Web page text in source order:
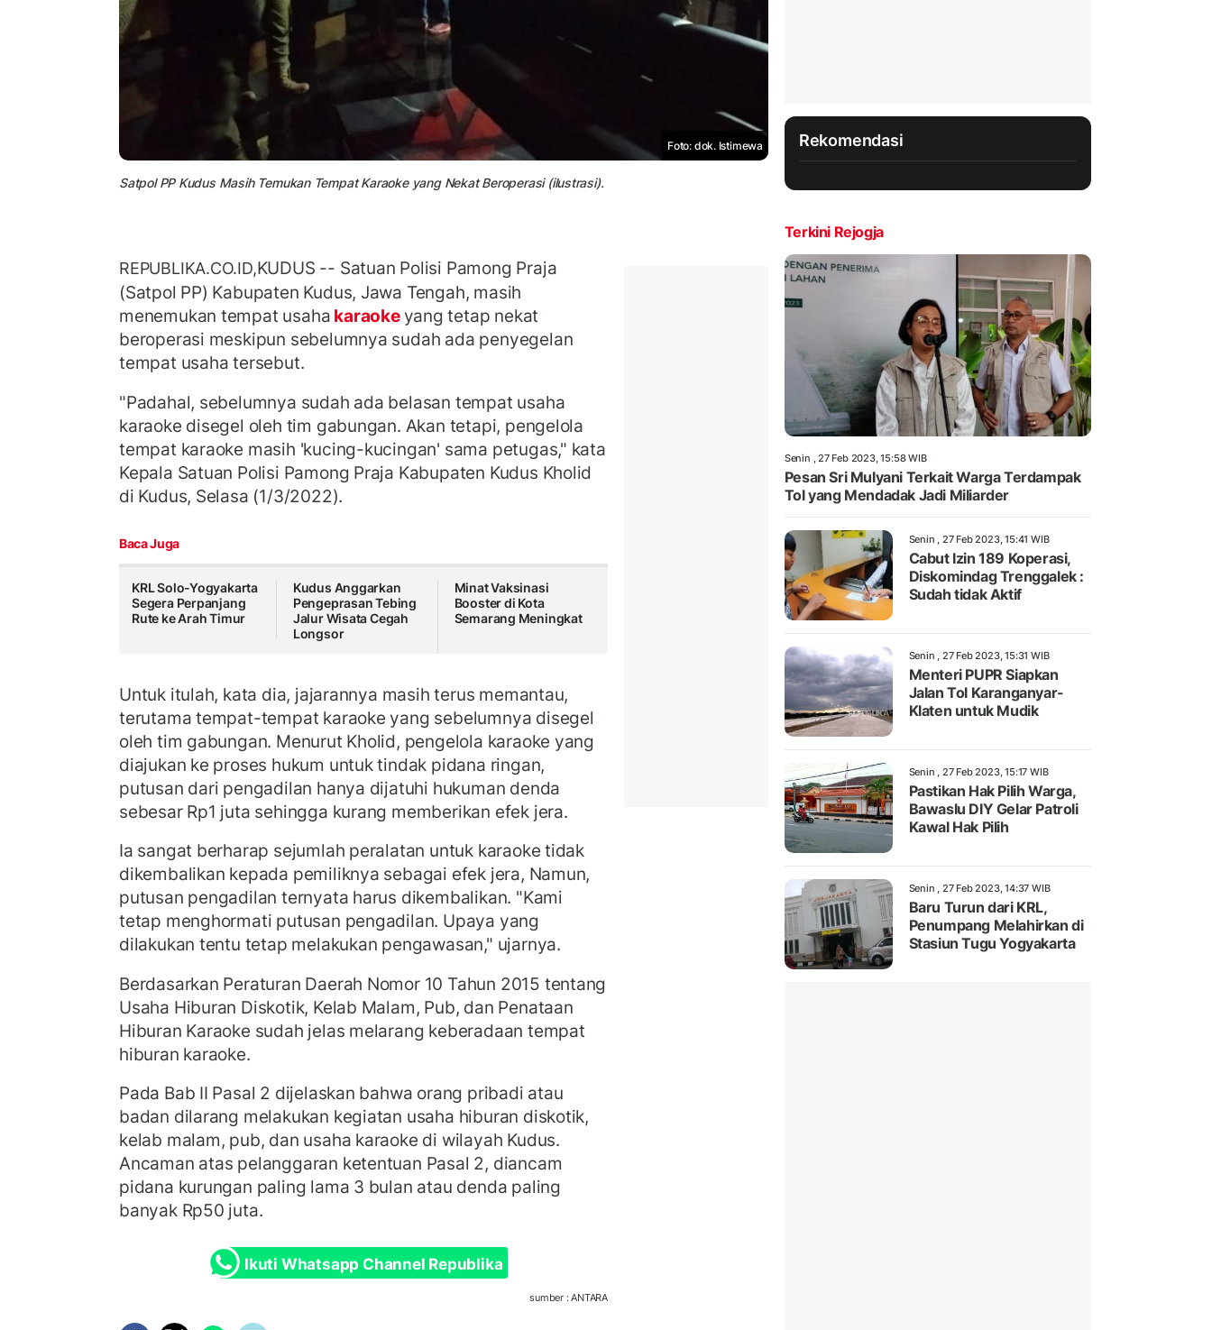
Foto: dok. Istimewa
Satpol PP Kudus Masih Temukan Tempat Karaoke yang Nekat Beroperasi (ilustrasi).
REPUBLIKA.CO.ID,KUDUS -- Satuan Polisi Pamong Praja
(Satpol PP) Kabupaten Kudus, Jawa Tengah, masih
menemukan tempat usaha karaoke yang tetap nekat
beroperasi meskipun sebelumnya sudah ada penyegelan
tempat usaha tersebut.
"Padahal, sebelumnya sudah ada belasan tempat usaha
karaoke disegel oleh tim gabungan. Akan tetapi, pengelola
tempat karaoke masih 'kucing-kucingan' sama petugas," kata
Kepala Satuan Polisi Pamong Praja Kabupaten Kudus Kholid
di Kudus, Selasa (1/3/2022).
Baca Juga
KRL Solo-Yogyakarta
Segera Perpanjang
Rute ke Arah Timur
Kudus Anggarkan
Pengeprasan Tebing
Jalur Wisata Cegah
Longsor
Minat Vaksinasi
Booster di Kota
Semarang Meningkat
Untuk itulah, kata dia, jajarannya masih terus memantau,
terutama tempat-tempat karaoke yang sebelumnya disegel
oleh tim gabungan. Menurut Kholid, pengelola karaoke yang
diajukan ke proses hukum untuk tindak pidana ringan,
putusan dari pengadilan hanya dijatuhi hukuman denda
sebesar Rp1 juta sehingga kurang memberikan efek jera.
Ia sangat berharap sejumlah peralatan untuk karaoke tidak
dikembalikan kepada pemiliknya sebagai efek jera, Namun,
putusan pengadilan ternyata harus dikembalikan. "Kami
tetap menghormati putusan pengadilan. Upaya yang
dilakukan tentu tetap melakukan pengawasan," ujarnya.
Berdasarkan Peraturan Daerah Nomor 10 Tahun 2015 tentang
Usaha Hiburan Diskotik, Kelab Malam, Pub, dan Penataan
Hiburan Karaoke sudah jelas melarang keberadaan tempat
hiburan karaoke.
Pada Bab II Pasal 2 dijelaskan bahwa orang pribadi atau
badan dilarang melakukan kegiatan usaha hiburan diskotik,
kelab malam, pub, dan usaha karaoke di wilayah Kudus.
Ancaman atas pelanggaran ketentuan Pasal 2, diancam
pidana kurungan paling lama 3 bulan atau denda paling
banyak Rp50 juta.
Ikuti Whatsapp Channel Republika
sumber : ANTARA
Rekomendasi
Terkini Rejogja
Senin , 27 Feb 2023, 15:58 WIB
Pesan Sri Mulyani Terkait Warga Terdampak
Tol yang Mendadak Jadi Miliarder
Senin , 27 Feb 2023, 15:41 WIB
Cabut Izin 189 Koperasi,
Diskomindag Trenggalek :
Sudah tidak Aktif
Senin , 27 Feb 2023, 15:31 WIB
Menteri PUPR Siapkan
Jalan Tol Karanganyar-
Klaten untuk Mudik
Senin , 27 Feb 2023, 15:17 WIB
Pastikan Hak Pilih Warga,
Bawaslu DIY Gelar Patroli
Kawal Hak Pilih
Senin , 27 Feb 2023, 14:37 WIB
Baru Turun dari KRL,
Penumpang Melahirkan di
Stasiun Tugu Yogyakarta